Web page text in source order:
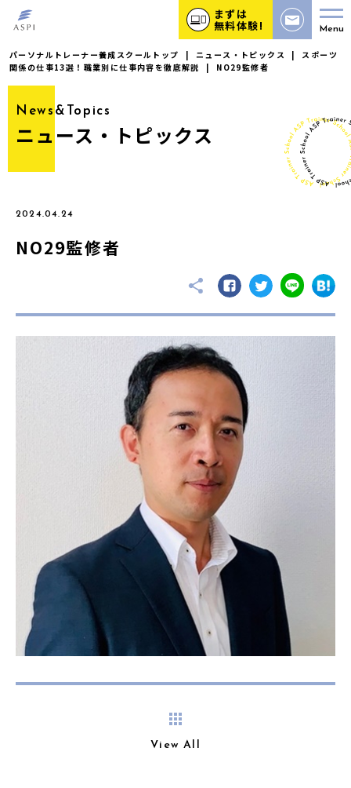
まずは
無料体験! Menu
パーソナルトレーナー養成スクールトップ | ニュース・トピックス |
スポーツ
関係の仕事13選！職業別に仕事内容を徹底解説
| NO29監修者
News&Topics
ニュース・トピックス
2024.04.24
NO29監修者
View All